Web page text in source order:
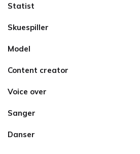
Statist
Skuespiller
Model
Content creator
Voice over
Sanger
Danser